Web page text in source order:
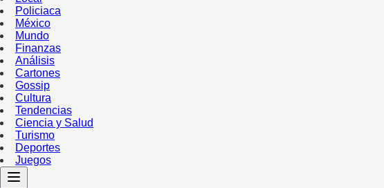
Policiaca
México
Mundo
Finanzas
Análisis
Cartones
Gossip
Cultura
Tendencias
Ciencia y Salud
Turismo
Deportes
Juegos